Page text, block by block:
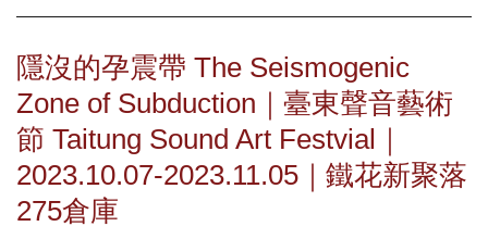
隱沒的孕震帶 The Seismogenic
Zone of Subduction｜臺東聲音藝術
節 Taitung Sound Art Festvial｜
2023.10.07-2023.11.05｜鐵花新聚落
275倉庫